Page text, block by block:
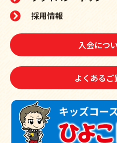
採用情報
入会につ
よくあるご